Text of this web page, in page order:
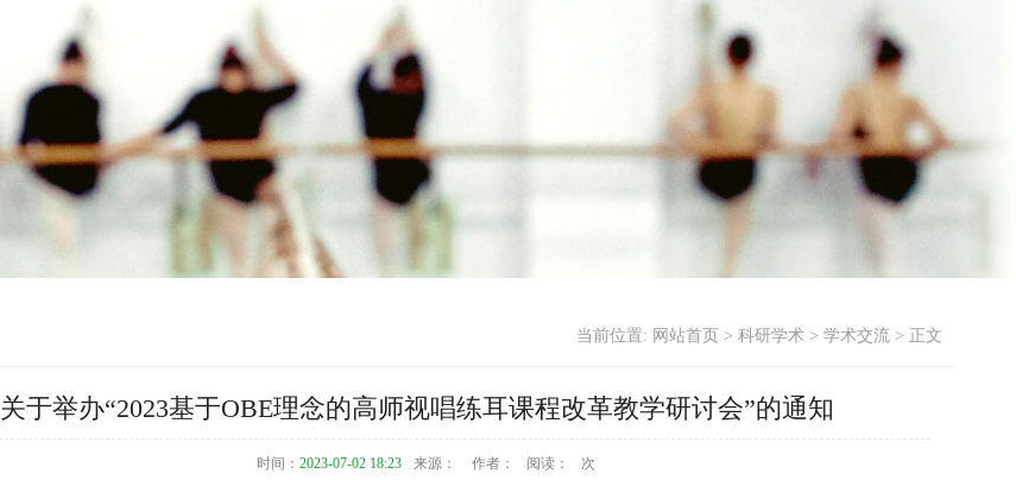
当前位置: 网站首页 > 科研学术> 学术交流> 正文
关于举办“2023基于OBE理念的高师视唱练耳课程改革教学研讨会”的通知
时间： 2023-07-02 18:23 来源： 作者： 阅读： 次